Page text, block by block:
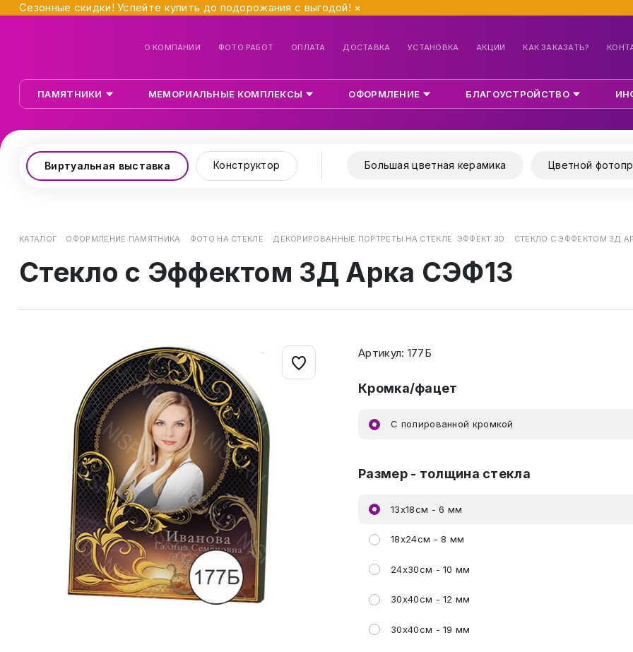
Сезонные скидки! Успейте купить до подорожания с выгодой! ×
О КОМПАНИИ ФОТО РАБОТ ОПЛАТА ДОСТАВКА УСТАНОВКА АКЦИИ КАК ЗАКАЗАТЬ?
ПАМЯТНИКИ МЕМОРИАЛЬНЫЕ КОМПЛЕКСЫ ОФОРМЛЕНИЕ БЛАГОУСТРОЙСТВО
Виртуальная выставка Конструктор Большая цветная керамика Цветной
КАТАЛОГ ОФОРМЛЕНИЕ ПАМЯТНИКА ФОТО НА СТЕКЛЕ ДЕКОРИРОВАННЫЕ ПОРТРЕТЫ НА СТЕКЛЕ. ЭФФЕКТ 3D СТЕКЛО С ЭФФЕКТОМ 3Д
Стекло с Эффектом 3Д Арка СЭФ13
Артикул: 177Б
Кромка/фацет
C полированной кромкой
Размер - толщина стекла
13х18см - 6 мм
18х24см - 8 мм
24х30см - 10 мм
30х40см - 12 мм
30х40см - 19 мм